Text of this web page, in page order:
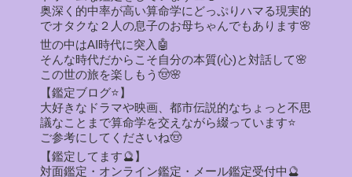
奥深く的中率が高い算命学にどっぷりハマる現実的
でオタクな２人の息子のお母ちゃんでもあります🌸
世の中はAI時代に突入🤖
そんな時代だからこそ自分の本質(心)と対話して🌸
この世の旅を楽しもう🤠🌸
【鑑定ブログ⭐】
大好きなドラマや映画、都市伝説的なちょっと不思
議なことまで算命学を交えながら綴っています⭐
ご参考にしてくださいね🤠
【鑑定してます🔮】
対面鑑定・オンライン鑑定・メール鑑定受付中🔮